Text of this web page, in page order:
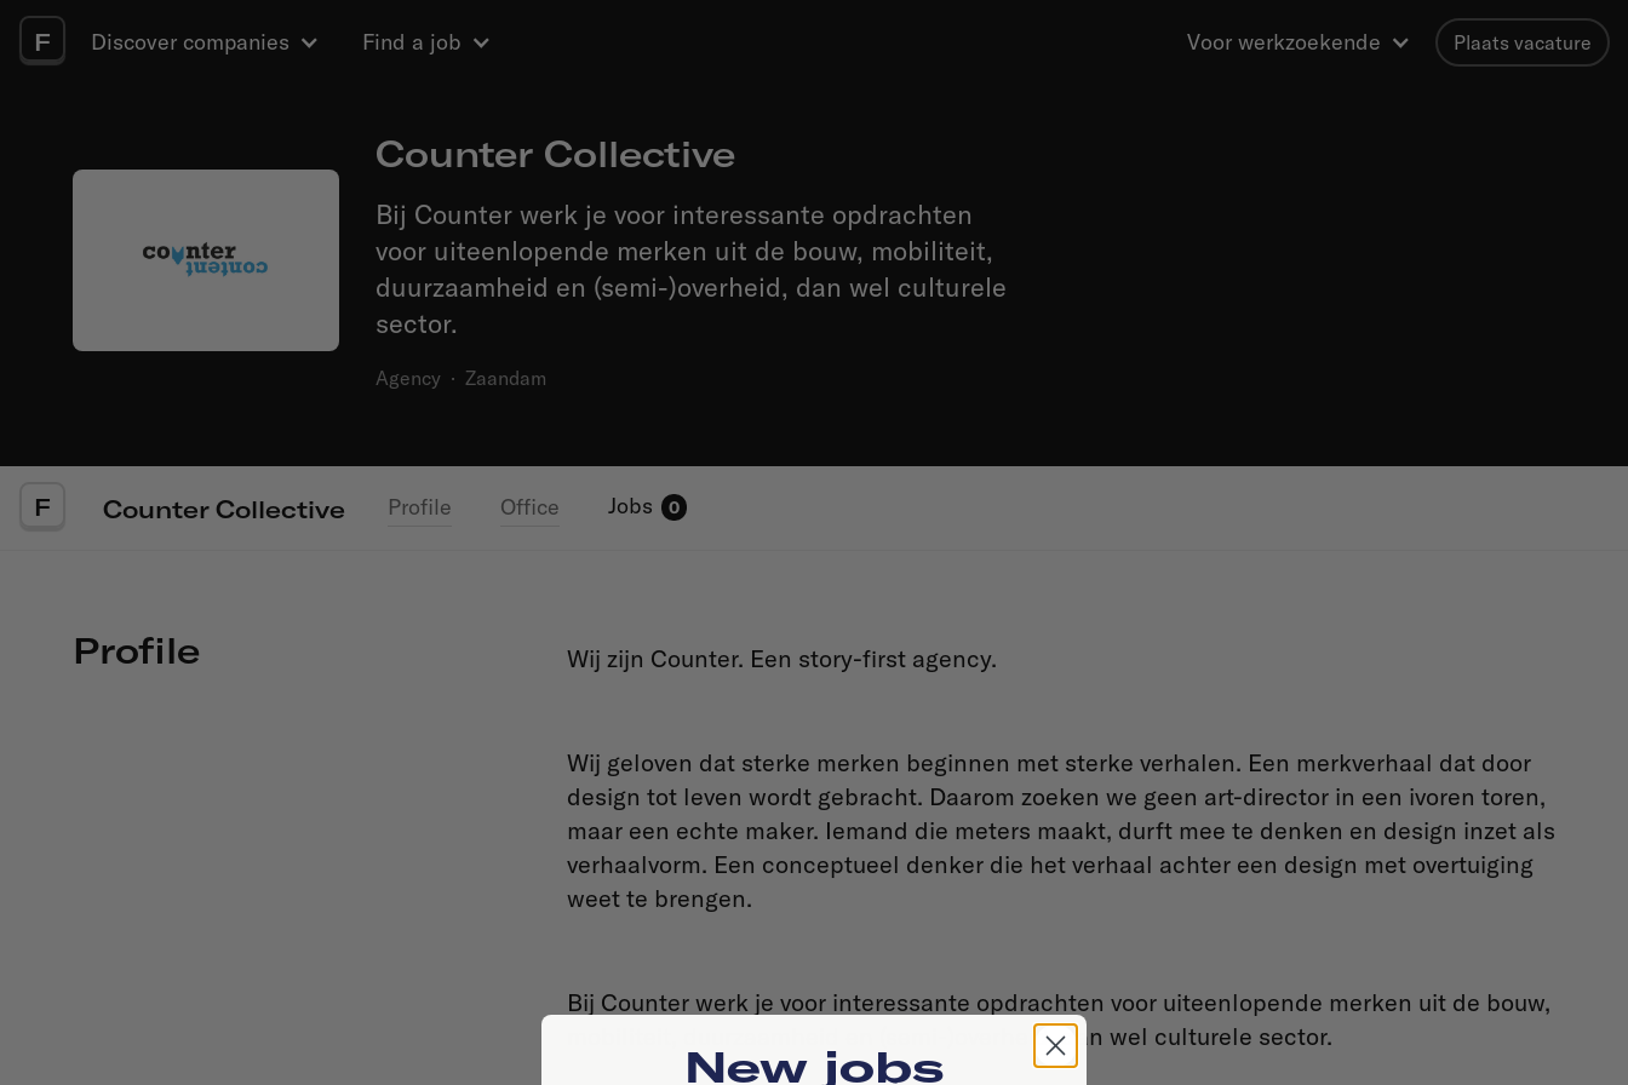
F Discover companies Find a job Voor werkzoekende Plaats vacature
Counter Collective
Bij Counter werk je voor interessante opdrachten
voor uiteenlopende merken uit de bouw, mobiliteit,
duurzaamheid en (semi-)overheid, dan wel culturele
sector.
Agency · Zaandam
F Counter Collective Profile Office Jobs 0
Profile Wij zijn Counter. Een story-first agency.
Wij geloven dat sterke merken beginnen met sterke verhalen. Een merkverhaal dat door
design tot leven wordt gebracht. Daarom zoeken we geen art-director in een ivoren toren,
maar een echte maker. Iemand die meters maakt, durft mee te denken en design inzet als
verhaalvorm. Een conceptueel denker die het verhaal achter een design met overtuiging
weet te brengen.
Bij Counter werk je voor interessante opdrachten voor uiteenlopende merken uit de bouw,
mobiliteit, duurzaamheid en (semi-)overheid, dan wel culturele sector.
New jobs